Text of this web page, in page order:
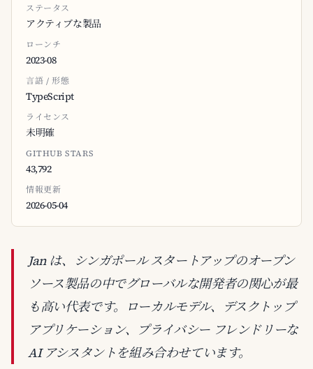
ステータス
アクティブな製品
ローンチ
2023-08
言語 / 形態
TypeScript
ライセンス
未明確
GITHUB STARS
43,792
情報更新
2026-05-04
Jan は、シンガポール スタートアップのオープン
ソース製品の中でグローバルな開発者の関心が最
も高い代表です。ローカルモデル、デスクトップ
アプリケーション、プライバシー フレンドリーな
AI アシスタントを組み合わせています。